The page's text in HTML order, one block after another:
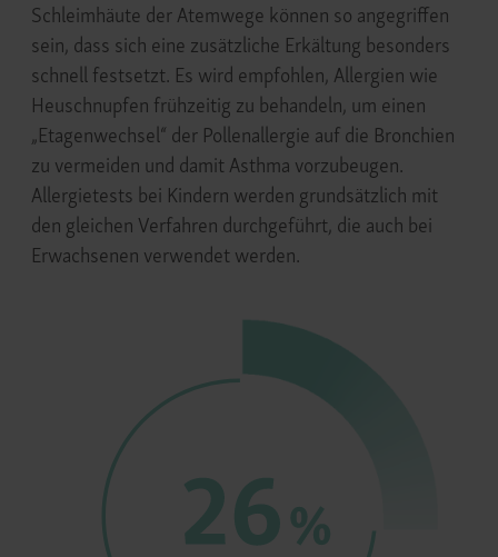
Schleimhäute der Atemwege können so angegriffen
sein, dass sich eine zusätzliche Erkältung besonders
schnell festsetzt. Es wird empfohlen, Allergien wie
Heuschnupfen frühzeitig zu behandeln, um einen
„Etagenwechsel“ der Pollenallergie auf die Bronchien
zu vermeiden und damit Asthma vorzubeugen.
Allergietests bei Kindern werden grundsätzlich mit
den gleichen Verfahren durchgeführt, die auch bei
Erwachsenen verwendet werden.